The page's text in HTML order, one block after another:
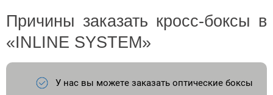
Причины заказать кросс-боксы в
«INLINE SYSTEM»
У нас вы можете заказать оптические боксы